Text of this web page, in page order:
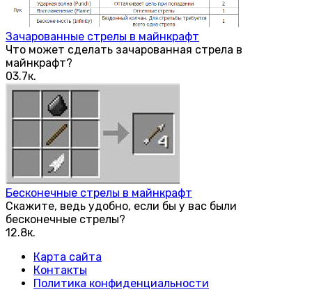
Зачарованные стрелы в майнкрафт
Что может сделать зачарованная стрела в
майнкрафт?
03.7к.
Бесконечные стрелы в майнкрафт
Скажите, ведь удобно, если бы у вас были
бесконечные стрелы?
12.8к.
Карта сайта
Контакты
Политика конфиденциальности